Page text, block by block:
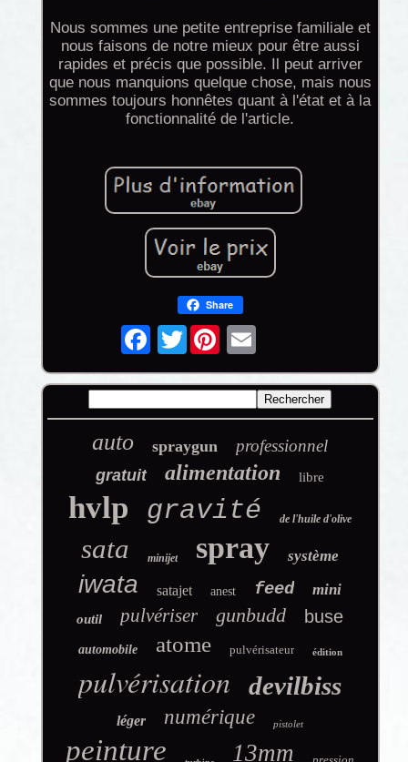
Nous sommes une petite entreprise familiale et
nous faisons de notre mieux pour être aussi
rapides et précis que possible. Il peut arriver
que nous manquions quelque chose, mais nous
sommes toujours honnêtes quant à l'état et à la
fonctionnalité de l'article.
Share
Twitter
auto spraygun professionnel
gratuit alimentation libre
hvlp gravité de l'huile d'olive
sata minijet spray système
iwata satajet anest feed mini
outil pulvériser gunbudd buse
automobile atome pulvérisateur édition
pulvérisation devilbiss
léger numérique pistolet
peinture 13mm